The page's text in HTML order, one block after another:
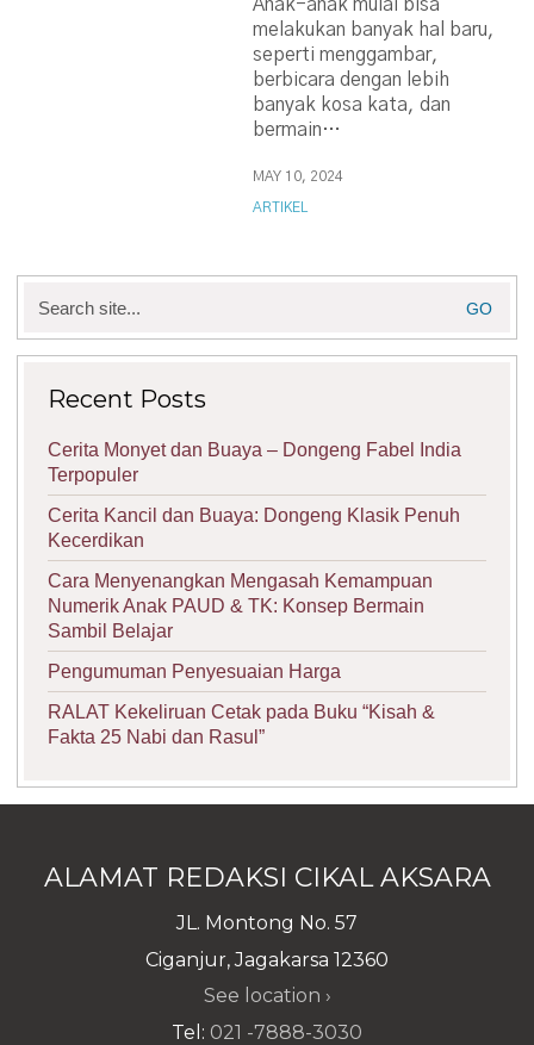
Anak-anak mulai bisa
melakukan banyak hal baru,
seperti menggambar,
berbicara dengan lebih
banyak kosa kata, dan
bermain…
MAY 10, 2024
ARTIKEL
for:
Recent Posts
Cerita Monyet dan Buaya – Dongeng Fabel India
Terpopuler
Cerita Kancil dan Buaya: Dongeng Klasik Penuh
Kecerdikan
Cara Menyenangkan Mengasah Kemampuan
Numerik Anak PAUD & TK: Konsep Bermain
Sambil Belajar
Pengumuman Penyesuaian Harga
RALAT Kekeliruan Cetak pada Buku “Kisah &
Fakta 25 Nabi dan Rasul”
ALAMAT REDAKSI CIKAL AKSARA
JL. Montong No. 57
Ciganjur, Jagakarsa 12360
See location ›
Tel: 021 -7888-3030